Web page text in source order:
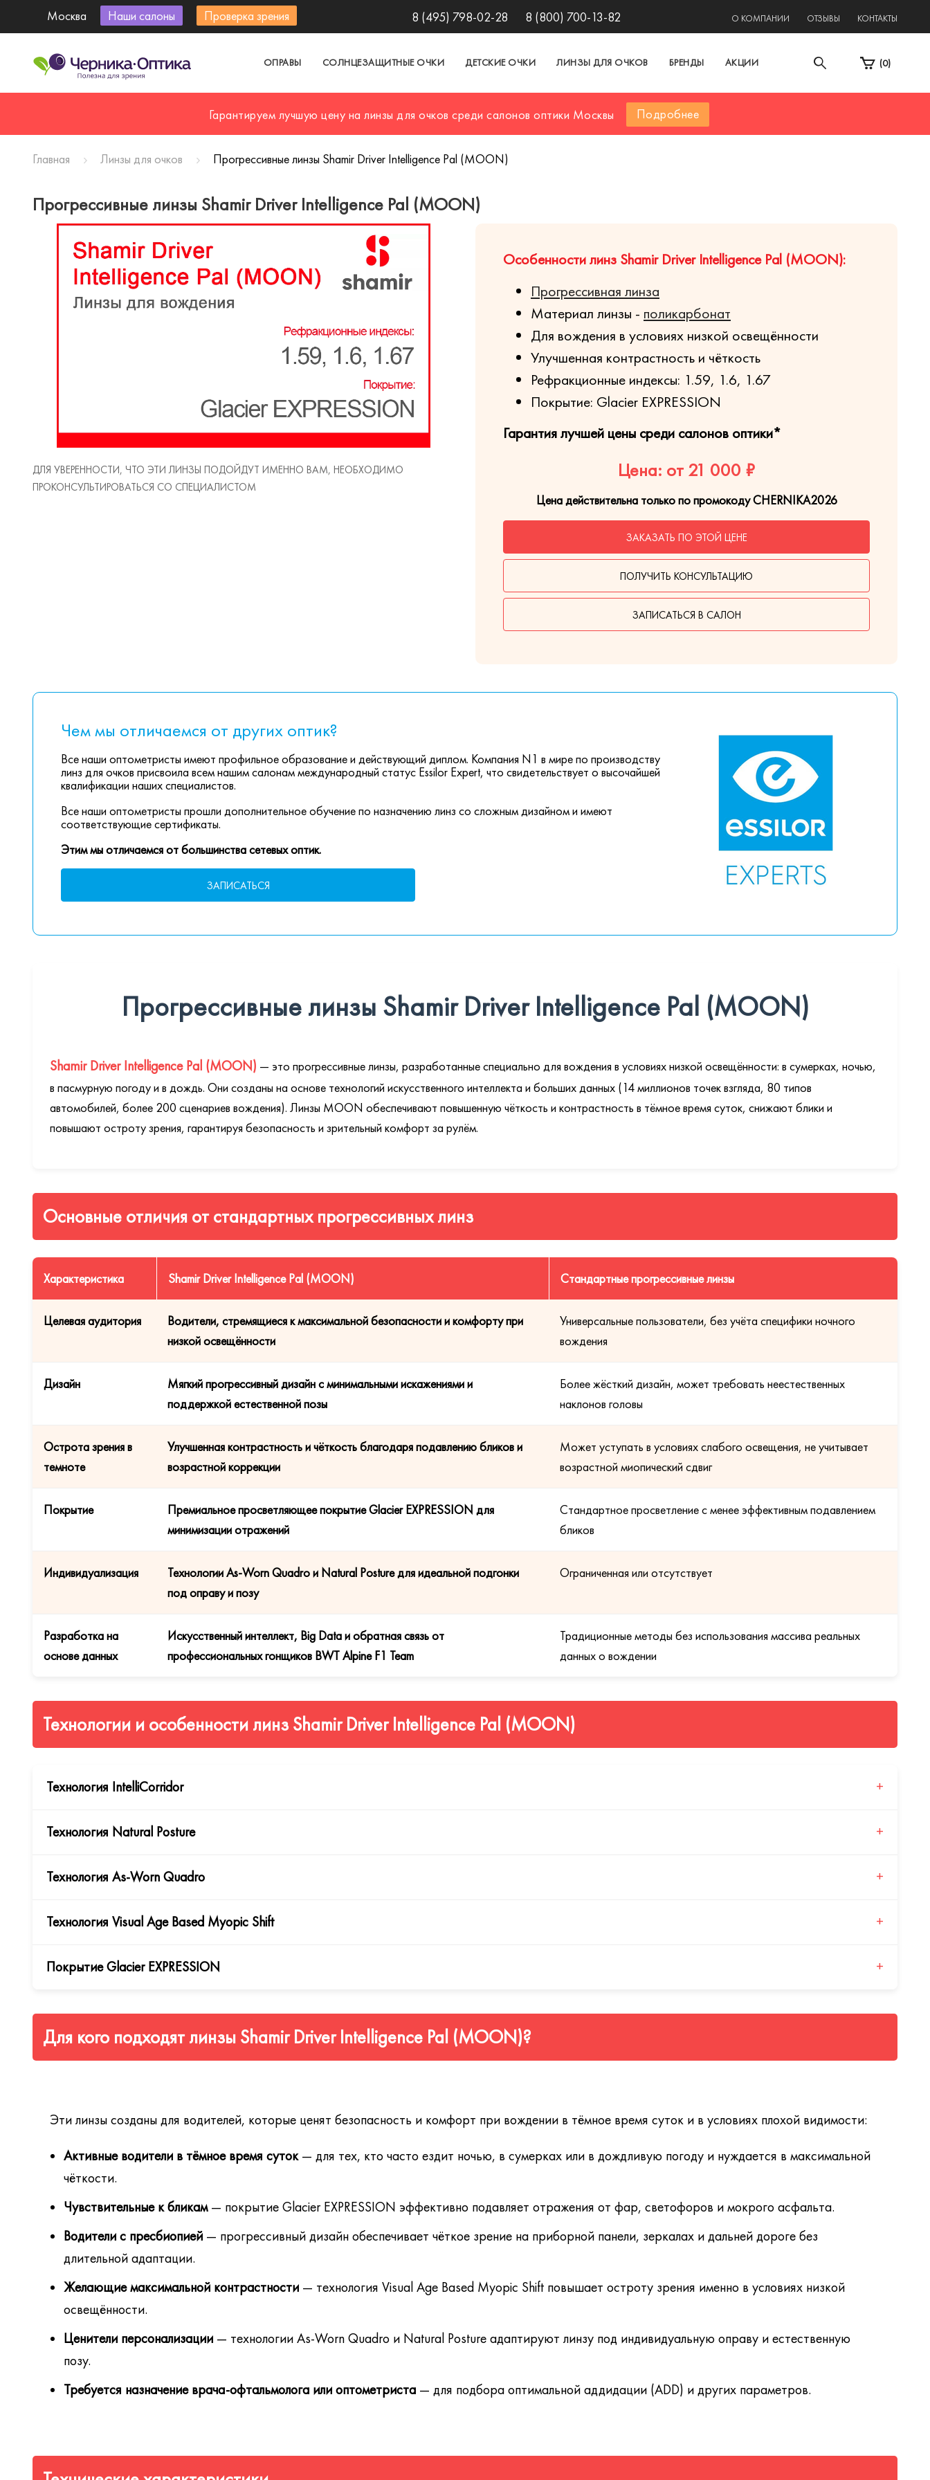
Москва Наши салоны Проверка зрения 8 (495) 798-02-28 8 (800) 700-13-82 О КОМПАНИИ ОТЗЫВЫ КОНТАКТЫ
ОПРАВЫ СОЛНЦЕЗАЩИТНЫЕ ОЧКИ ДЕТСКИЕ ОЧКИ ЛИНЗЫ ДЛЯ ОЧКОВ БРЕНДЫ АКЦИИ (0)
Гарантируем лучшую цену на линзы для очков среди салонов оптики Москвы Подробнее
Главная Линзы для очков Прогрессивные линзы Shamir Driver Intelligence Pal (MOON)
Прогрессивные линзы Shamir Driver Intelligence Pal (MOON)
ДЛЯ УВЕРЕННОСТИ, ЧТО ЭТИ ЛИНЗЫ ПОДОЙДУТ ИМЕННО ВАМ, НЕОБХОДИМО
ПРОКОНСУЛЬТИРОВАТЬСЯ СО СПЕЦИАЛИСТОМ
Особенности линз Shamir Driver Intelligence Pal (MOON):
Прогрессивная линза
Материал линзы - поликарбонат
Для вождения в условиях низкой освещённости
Улучшенная контрастность и чёткость
Рефракционные индексы: 1.59, 1.6, 1.67
Покрытие: Glacier EXPRESSION
Гарантия лучшей цены среди салонов оптики*
Цена: от 21 000 ₽
Цена действительна только по промокоду CHERNIKA2026
ЗАКАЗАТЬ ПО ЭТОЙ ЦЕНЕ
ПОЛУЧИТЬ КОНСУЛЬТАЦИЮ
ЗАПИСАТЬСЯ В САЛОН
Чем мы отличаемся от других оптик?
Все наши оптометристы имеют профильное образование и действующий диплом. Компания N1 в мире по производству
линз для очков присвоила всем нашим салонам международный статус Essilor Expert, что свидетельствует о высочайшей
квалификации наших специалистов.
Все наши оптометристы прошли дополнительное обучение по назначению линз со сложным дизайном и имеют
соответствующие сертификаты.
Этим мы отличаемся от большинства сетевых оптик.
ЗАПИСАТЬСЯ
Прогрессивные линзы Shamir Driver Intelligence Pal (MOON)
Shamir Driver Intelligence Pal (MOON) — это прогрессивные линзы, разработанные специально для вождения в условиях низкой освещённости: в сумерках, ночью,
в пасмурную погоду и в дождь. Они созданы на основе технологий искусственного интеллекта и больших данных (14 миллионов точек взгляда, 80 типов
автомобилей, более 200 сценариев вождения). Линзы MOON обеспечивают повышенную чёткость и контрастность в тёмное время суток, снижают блики и
повышают остроту зрения, гарантируя безопасность и зрительный комфорт за рулём.
Основные отличия от стандартных прогрессивных линз
Характеристика Shamir Driver Intelligence Pal (MOON) Стандартные прогрессивные линзы
Целевая аудитория
Водители, стремящиеся к максимальной безопасности и комфорту при
низкой освещённости
Универсальные пользователи, без учёта специфики ночного
вождения
Дизайн
Мягкий прогрессивный дизайн с минимальными искажениями и
поддержкой естественной позы
Более жёсткий дизайн, может требовать неестественных
наклонов головы
Острота зрения в
темноте
Улучшенная контрастность и чёткость благодаря подавлению бликов и
возрастной коррекции
Может уступать в условиях слабого освещения, не учитывает
возрастной миопический сдвиг
Покрытие
Премиальное просветляющее покрытие Glacier EXPRESSION для
минимизации отражений
Стандартное просветление с менее эффективным подавлением
бликов
Индивидуализация
Технологии As-Worn Quadro и Natural Posture для идеальной подгонки
под оправу и позу
Ограниченная или отсутствует
Разработка на
основе данных
Искусственный интеллект, Big Data и обратная связь от
профессиональных гонщиков BWT Alpine F1 Team
Традиционные методы без использования массива реальных
данных о вождении
Технологии и особенности линз Shamir Driver Intelligence Pal (MOON)
Технология IntelliCorridor +
что особенно важно при вождении в сумерках и ночью, когда требуется быстрая фокусировка на приборной панели и дороге.
Технология Natural Posture +
головой и обеспечивая комфортную позу за рулём в условиях недостаточной видимости.
Технология As-Worn Quadro +
точное соответствие рецепта и быструю адаптацию.
Технология Visual Age Based Myopic Shift +
Покрытие Glacier EXPRESSION +
Линзы Shamir Driver Intelligence Pal (MOON) оснащаются премиальным просветляющим покрытием:
Glacier EXPRESSION— покрытие высочайшего уровня с минимальным остаточным рефлексом. Обеспечивает максимальное светопропускание, значительно
Для кого подходят линзы Shamir Driver Intelligence Pal (MOON)?
Эти линзы созданы для водителей, которые ценят безопасность и комфорт при вождении в тёмное время суток и в условиях плохой видимости:
Активные водители в тёмное время суток— для тех, кто часто ездит ночью, в сумерках или в дождливую погоду и нуждается в максимальной
чёткости.
Чувствительные к бликам— покрытие Glacier EXPRESSION эффективно подавляет отражения от фар, светофоров и мокрого асфальта.
Водители с пресбиопией — прогрессивный дизайн обеспечивает чёткое зрение на приборной панели, зеркалах и дальней дороге без
длительной адаптации.
Желающие максимальной контрастности — технология Visual Age Based Myopic Shift повышает остроту зрения именно в условиях низкой
освещённости.
Ценители персонализации — технологии As-Worn Quadro и Natural Posture адаптируют линзу под индивидуальную оправу и естественную
позу.
Требуется назначение врача-офтальмолога или оптометриста — для подбора оптимальной аддидации (ADD) и других параметров.